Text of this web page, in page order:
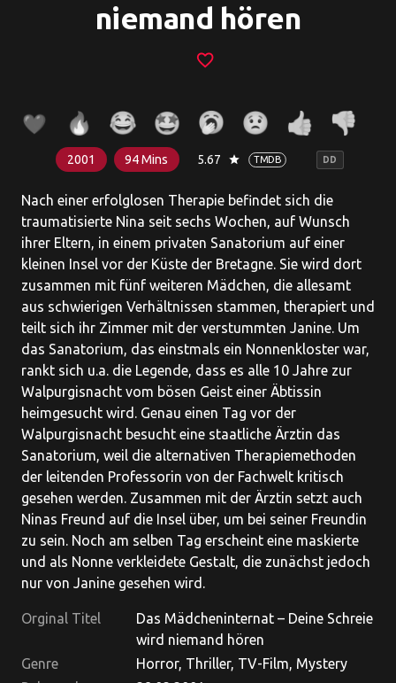
niemand hören
favorite_border
2001 94 Mins 5.67 star TMDB DD
Nach einer erfolglosen Therapie befindet sich die
traumatisierte Nina seit sechs Wochen, auf Wunsch
ihrer Eltern, in einem privaten Sanatorium auf einer
kleinen Insel vor der Küste der Bretagne. Sie wird dort
zusammen mit fünf weiteren Mädchen, die allesamt
aus schwierigen Verhältnissen stammen, therapiert und
teilt sich ihr Zimmer mit der verstummten Janine. Um
das Sanatorium, das einstmals ein Nonnenkloster war,
rankt sich u.a. die Legende, dass es alle 10 Jahre zur
Walpurgisnacht vom bösen Geist einer Äbtissin
heimgesucht wird. Genau einen Tag vor der
Walpurgisnacht besucht eine staatliche Ärztin das
Sanatorium, weil die alternativen Therapiemethoden
der leitenden Professorin von der Fachwelt kritisch
gesehen werden. Zusammen mit der Ärztin setzt auch
Ninas Freund auf die Insel über, um bei seiner Freundin
zu sein. Noch am selben Tag erscheint eine maskierte
und als Nonne verkleidete Gestalt, die zunächst jedoch
nur von Janine gesehen wird.
Orginal Titel
Das Mädcheninternat – Deine Schreie
wird niemand hören
Genre
Horror, Thriller, TV-Film, Mystery